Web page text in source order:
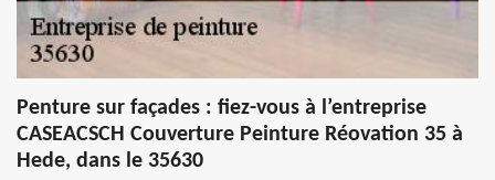
Penture sur façades : fiez-vous à l’entreprise
CASEACSCH Couverture Peinture Réovation 35 à
Hede, dans le 35630